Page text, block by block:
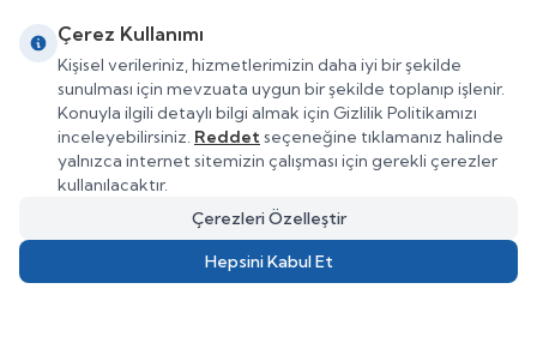
1.700,00TL Sepete Ekle
Mağazalar & Bayiler
Cari Ödeme
Çerez Kullanımı
Kişisel verileriniz, hizmetlerimizin daha iyi bir şekilde
sunulması için mevzuata uygun bir şekilde toplanıp işlenir.
Konuyla ilgili detaylı bilgi almak için Gizlilik Politikamızı
inceleyebilirsiniz. Reddetseçeneğine tıklamanız halinde
yalnızca internet sitemizin çalışması için gerekli çerezler
kullanılacaktır.
Çerezleri Özelleştir
Hepsini Kabul Et